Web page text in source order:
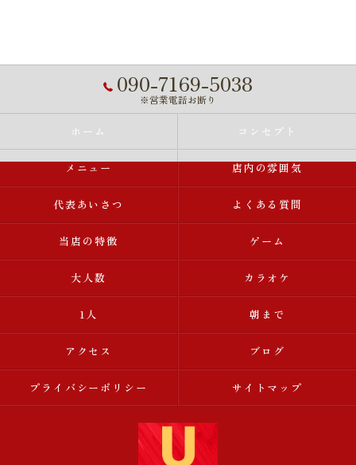
090-7169-5038
※営業電話お断り
ホーム コンセプト
メニュー 店内の雰囲気
代表あいさつ よくある質問
当店の特徴 ゲーム
大人数 カラオケ
1人 朝まで
アクセス ブログ
プライバシーポリシー サイトマップ